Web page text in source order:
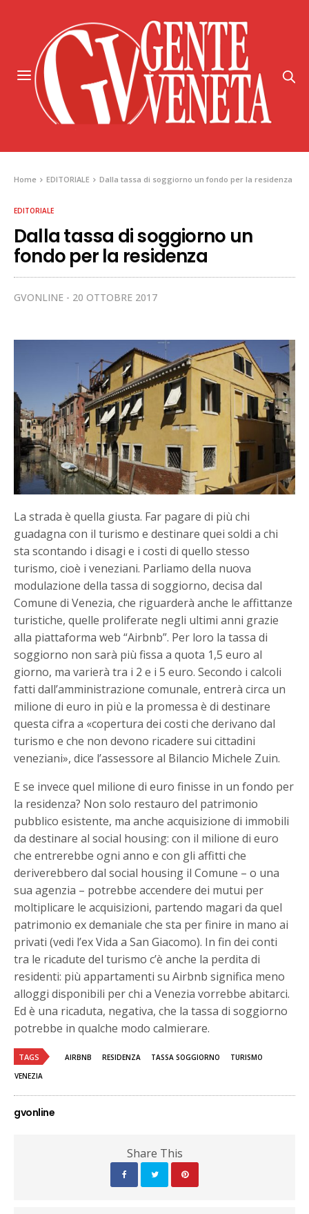
Home EDITORIALE Dalla tassa di soggiorno un fondo per la residenza
EDITORIALE
Dalla tassa di soggiorno un
fondo per la residenza
GVONLINE 20 OTTOBRE 2017
La strada è quella giusta. Far pagare di più chi
guadagna con il turismo e destinare quei soldi a chi
sta scontando i disagi e i costi di quello stesso
turismo, cioè i veneziani. Parliamo della nuova
modulazione della tassa di soggiorno, decisa dal
Comune di Venezia, che riguarderà anche le affittanze
turistiche, quelle proliferate negli ultimi anni grazie
alla piattaforma web “Airbnb”. Per loro la tassa di
soggiorno non sarà più fissa a quota 1,5 euro al
giorno, ma varierà tra i 2 e i 5 euro. Secondo i calcoli
fatti dall’amministrazione comunale, entrerà circa un
milione di euro in più e la promessa è di destinare
questa cifra a «copertura dei costi che derivano dal
turismo e che non devono ricadere sui cittadini
veneziani», dice l’assessore al Bilancio Michele Zuin.
E se invece quel milione di euro finisse in un fondo per
la residenza? Non solo restauro del patrimonio
pubblico esistente, ma anche acquisizione di immobili
da destinare al social housing: con il milione di euro
che entrerebbe ogni anno e con gli affitti che
deriverebbero dal social housing il Comune – o una
sua agenzia – potrebbe accendere dei mutui per
moltiplicare le acquisizioni, partendo magari da quel
patrimonio ex demaniale che sta per finire in mano ai
privati (vedi l’ex Vida a San Giacomo). In fin dei conti
tra le ricadute del turismo c’è anche la perdita di
residenti: più appartamenti su Airbnb significa meno
alloggi disponibili per chi a Venezia vorrebbe abitarci.
Ed è una ricaduta, negativa, che la tassa di soggiorno
potrebbe in qualche modo calmierare.
TAGS AIRBNB RESIDENZA TASSA SOGGIORNO
TURISMO
VENEZIA
gvonline
Share This